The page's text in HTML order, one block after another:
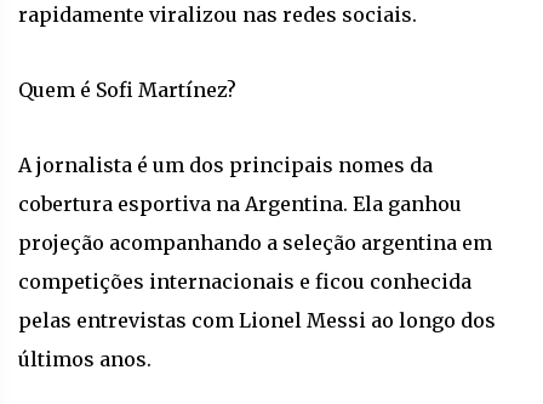
rapidamente viralizou nas redes sociais.
Quem é Sofi Martínez?
A jornalista é um dos principais nomes da
cobertura esportiva na Argentina. Ela ganhou
projeção acompanhando a seleção argentina em
competições internacionais e ficou conhecida
pelas entrevistas com Lionel Messi ao longo dos
últimos anos.